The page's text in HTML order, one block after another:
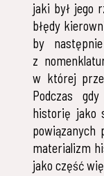
jaki był jego
błędy
by
z
w której
Podczas
historię jako
powiązanych
materializm
jako część